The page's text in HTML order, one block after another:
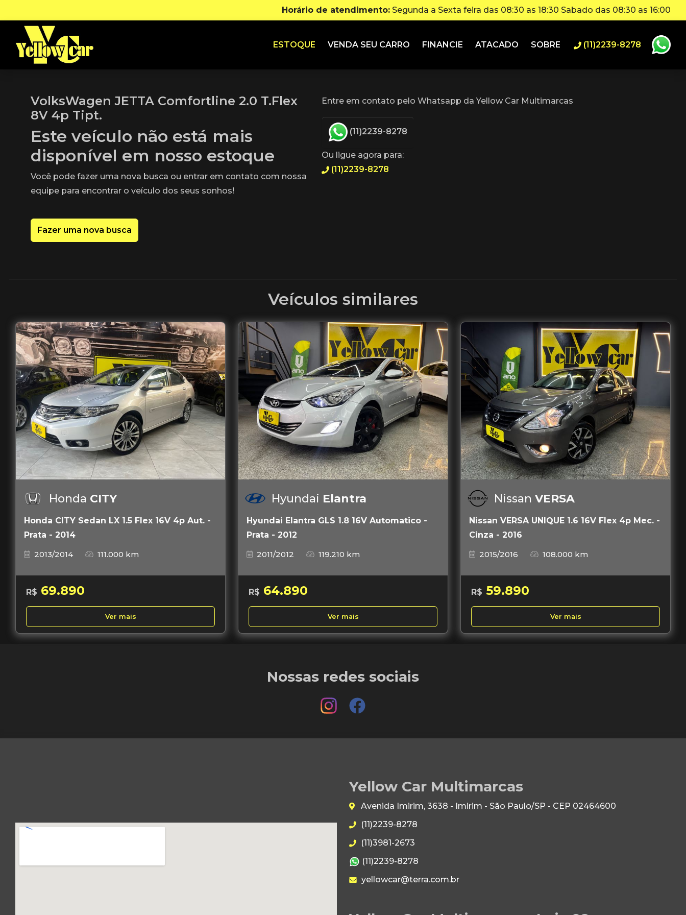
Horário de atendimento: Segunda a Sexta feira das 08:30 as 18:30 Sabado das 08:30 as 16:00
ESTOQUE VENDA SEU CARRO FINANCIE ATACADO SOBRE (11)2239-8278
VolksWagen JETTA Comfortline 2.0 T.Flex
8V 4p Tipt.
Este veículo não está mais
disponível em nosso estoque
Você pode fazer uma nova busca ou entrar em contato com nossa
equipe para encontrar o veículo dos seus sonhos!
Fazer uma nova busca
Entre em contato pelo Whatsapp da Yellow Car Multimarcas
(11)2239-8278
Ou ligue agora para:
(11)2239-8278
Veículos similares
Honda CITY
Honda CITY Sedan LX 1.5 Flex 16V 4p Aut. -
Prata - 2014
2013/2014
111.000 km
R$ 69.890
Ver mais
Hyundai Elantra
Hyundai Elantra GLS 1.8 16V Automatico -
Prata - 2012
2011/2012
119.210 km
R$ 64.890
Ver mais
Nissan VERSA
Nissan VERSA UNIQUE 1.6 16V Flex 4p Mec. -
Cinza - 2016
2015/2016
108.000 km
R$ 59.890
Ver mais
Nossas redes sociais
Yellow Car Multimarcas
Avenida Imirim, 3638 - Imirim - São Paulo/SP - CEP 02464600
(11)2239-8278
(11)3981-2673
(11)2239-8278
yellowcar@terra.com.br